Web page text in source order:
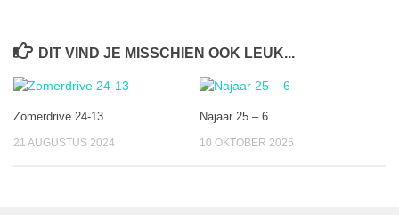
DIT VIND JE MISSCHIEN OOK LEUK...
Zomerdrive 24-13
21 AUGUSTUS 2024
Najaar 25 – 6
10 OKTOBER 2025